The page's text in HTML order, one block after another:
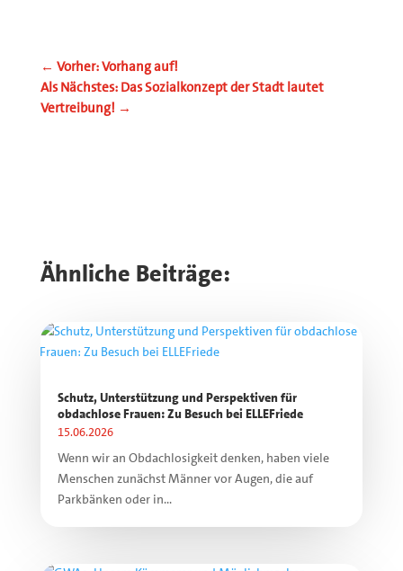
← Vorher: Vorhang auf!
Als Nächstes: Das Sozialkonzept der Stadt lautet
Vertreibung! →
Ähnliche Beiträge:
Schutz, Unterstützung und Perspektiven für
obdachlose Frauen: Zu Besuch bei ELLEFriede
15.06.2026
Wenn wir an Obdachlosigkeit denken, haben viele
Menschen zunächst Männer vor Augen, die auf
Parkbänken oder in...